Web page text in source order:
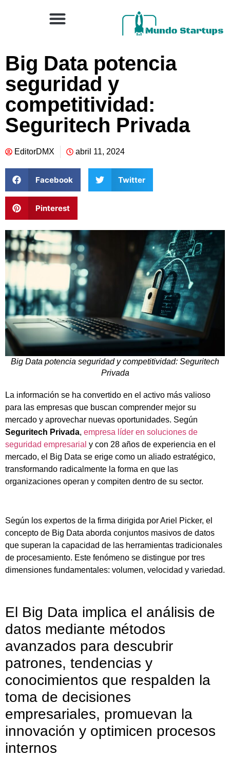
Big Data potencia
seguridad y
competitividad:
Seguritech Privada
EditorDMX abril 11, 2024
Facebook Twitter
Pinterest
Big Data potencia seguridad y competitividad: Seguritech
Privada
La información se ha convertido en el activo más valioso
para las empresas que buscan comprender mejor su
mercado y aprovechar nuevas oportunidades. Según
Seguritech Privada, empresa líder en soluciones de
seguridad empresarial y con 28 años de experiencia en el
mercado, el Big Data se erige como un aliado estratégico,
transformando radicalmente la forma en que las
organizaciones operan y compiten dentro de su sector.
Según los expertos de la firma dirigida por Ariel Picker, el
concepto de Big Data aborda conjuntos masivos de datos
que superan la capacidad de las herramientas tradicionales
de procesamiento. Este fenómeno se distingue por tres
dimensiones fundamentales: volumen, velocidad y variedad.
El Big Data implica el análisis de
datos mediante métodos
avanzados para descubrir
patrones, tendencias y
conocimientos que respalden la
toma de decisiones
empresariales, promuevan la
innovación y optimicen procesos
internos